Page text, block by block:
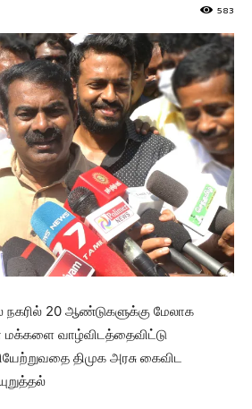
583
20 ஆண்டுகளுக்கு மேலாக
வாழ்விடத்தைவிட்டு
திமுக அரசு கைவிட